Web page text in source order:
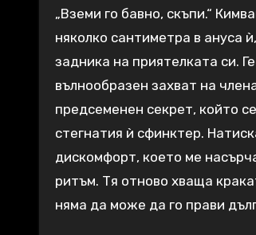
„Вземи го бавно, скъпи.“
няколко сантиметра в ануса
задника на приятелката си.
вълнообразен захват на
предсеменен секрет, който
стегнатия ѝ сфинктер.
дискомфорт, което ме
ритъм. Тя отново хваща
няма да може да го прави